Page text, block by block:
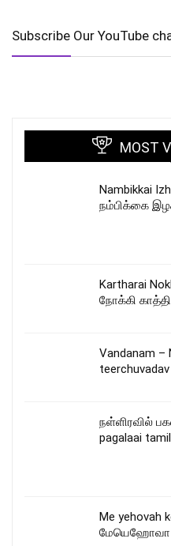
Subscribe Our YouTube
MOST
Nambikkai
நம்பிக்கை
Kartharai
நோக்கி
Vandanam –
நள்ளிரவில்
pagalaai
Me yehovah
மேயெஹோவா